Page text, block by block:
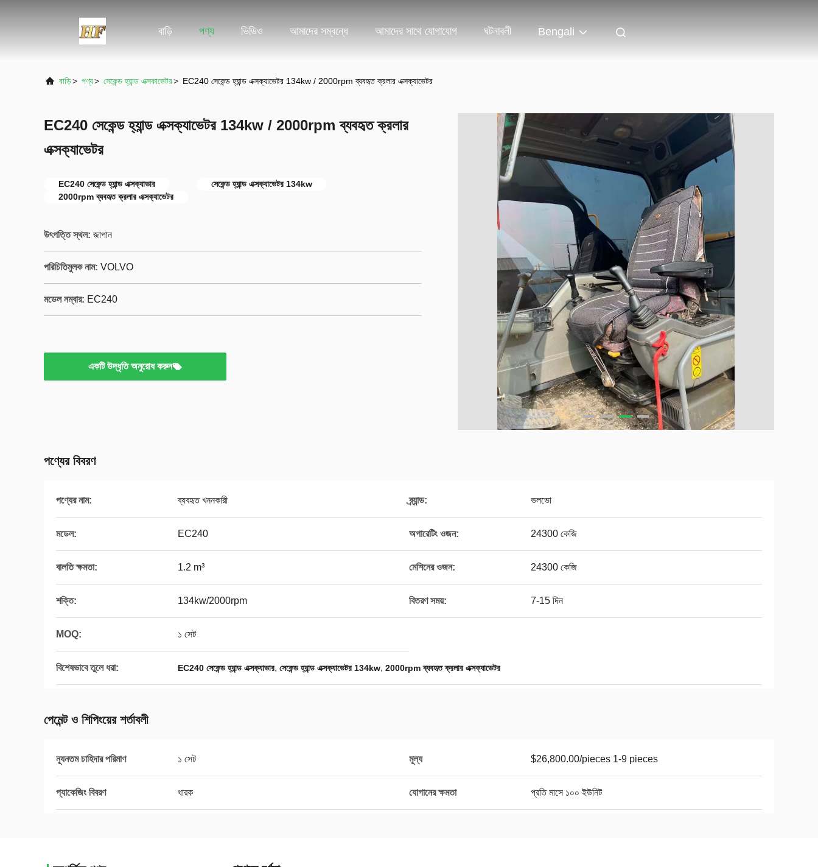
বাড়ি পণ্য ভিডিও আমাদের সম্বন্ধে আমাদের সাথে যোগাযোগ ঘটনাবলী Bengali
বাড়ি> পণ্য> সেকেন্ড হ্যান্ড এক্সকাভেটর> EC240 সেকেন্ড হ্যান্ড এক্সক্যাভেটর 134kw / 2000rpm ব্যবহৃত ক্রলার এক্সক্যাভেটর
EC240 সেকেন্ড হ্যান্ড এক্সক্যাভেটর 134kw / 2000rpm ব্যবহৃত ক্রলার
এক্সক্যাভেটর
EC240 সেকেন্ড হ্যান্ড এক্সক্যাভার
সেকেন্ড হ্যান্ড এক্সক্যাভেটর 134kw
2000rpm ব্যবহৃত ক্রলার এক্সক্যাভেটর
উৎপত্তি স্থল: জাপান
পরিচিতিমুলক নাম: VOLVO
মডেল নম্বার: EC240
একটি উদ্ধৃতি অনুরোধ করুন
পণ্যের বিবরণ
পণ্যের নাম: ব্যবহৃত খননকারী ব্র্যান্ড: ভলভো
মডেল: EC240 অপারেটিং ওজন: 24300 কেজি
বালতি ক্ষমতা: 1.2 m³ মেশিনের ওজন: 24300 কেজি
শক্তি: 134kw/2000rpm বিতরণ সময়: 7-15 দিন
MOQ: ১ সেট
বিশেষভাবে তুলে ধরা: EC240 সেকেন্ড হ্যান্ড এক্সক্যাভার, সেকেন্ড হ্যান্ড এক্সক্যাভেটর 134kw, 2000rpm ব্যবহৃত ক্রলার এক্সক্যাভেটর
পেমেন্ট ও শিপিংয়ের শর্তাবলী
ন্যূনতম চাহিদার পরিমাণ ১ সেট মূল্য $26,800.00/pieces 1-9 pieces
প্যাকেজিং বিবরণ ধারক যোগানের ক্ষমতা প্রতি মাসে ১০০ ইউনিট